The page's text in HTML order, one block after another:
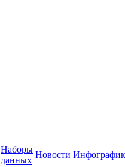
Наборы
данных
Новости